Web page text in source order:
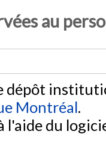
au
dépôt
Montréal.
l'aide du